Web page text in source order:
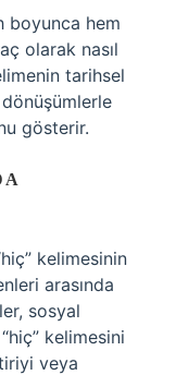
boyunca hem
olarak nasıl
tarihsel
gösterir.
kelimesinin
arasında
sosyal
kelimesini
veya